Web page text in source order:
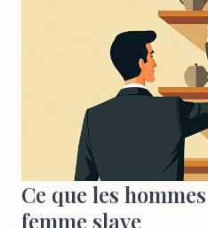
Ce que les
femme slave